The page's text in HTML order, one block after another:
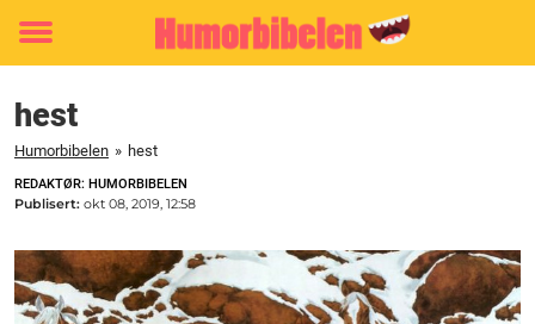
Toggle
hest
Humorbibelen » hest
REDAKTØR: HUMORBIBELEN
Publisert: okt 08, 2019, 12:58